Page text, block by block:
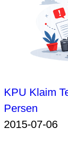
KPU Klaim
Persen
2015-07-06